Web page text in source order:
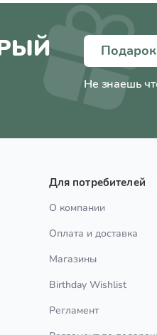
Не знаешь
Для потребителей
О компании
Оплата и доставка
Магазины
Birthday Wishlist
Регламент